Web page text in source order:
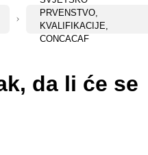
PRVENSTVO,
KVALIFIKACIJE,
CONCACAF
da li će se